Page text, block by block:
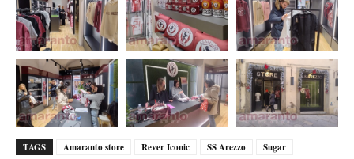
TAGS Amaranto store Rever Iconic SS Arezzo Sugar